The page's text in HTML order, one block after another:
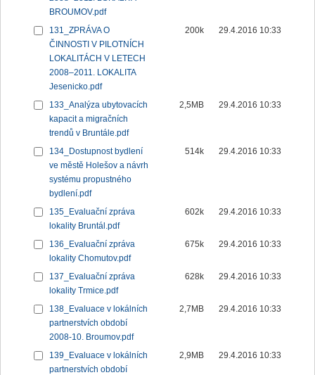
BROUMOV.pdf
131_ZPRÁVA O
ČINNOSTI V PILOTNÍCH
LOKALITÁCH V LETECH
2008–2011. LOKALITA
Jesenicko.pdf
200k 29.4.2016 10:33
133_Analýza ubytovacích
kapacit a migračních
trendů v Bruntále.pdf
2,5MB 29.4.2016 10:33
134_Dostupnost bydlení
ve městě Holešov a návrh
systému propustného
bydlení.pdf
514k 29.4.2016 10:33
135_Evaluační zpráva
lokality Bruntál.pdf
602k 29.4.2016 10:33
136_Evaluační zpráva
lokality Chomutov.pdf
675k 29.4.2016 10:33
137_Evaluační zpráva
lokality Trmice.pdf
628k 29.4.2016 10:33
138_Evaluace v lokálních
partnerstvích období
2008-10. Broumov.pdf
2,7MB 29.4.2016 10:33
139_Evaluace v lokálních
partnerstvích období
2,9MB 29.4.2016 10:33